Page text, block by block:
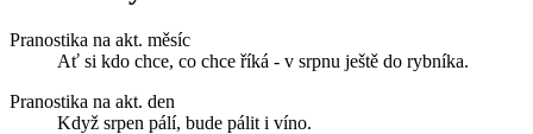
Pranostika na akt. měsíc
Ať si kdo chce, co chce říká - v srpnu ještě do rybníka.
Pranostika na akt. den
Když srpen pálí, bude pálit i víno.